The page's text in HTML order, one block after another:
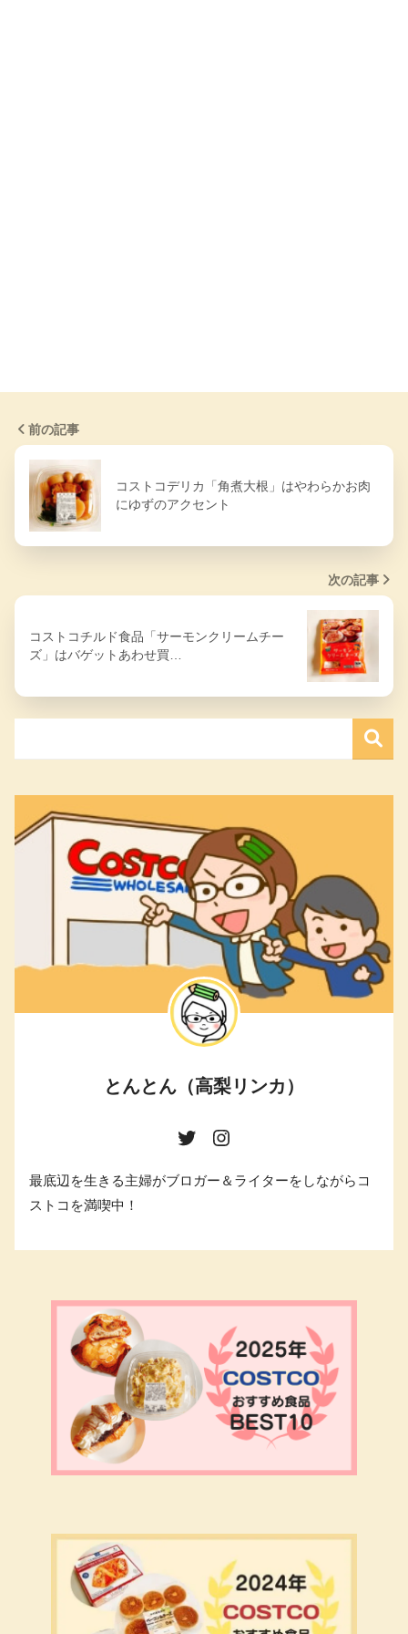
前の記事
コストコデリカ「角煮大根」はやわらかお肉
にゆずのアクセント
次の記事
コストコチルド食品「サーモンクリームチー
ズ」はバゲットあわせ買…
とんとん（高梨リンカ）
最底辺を生きる主婦がブロガー＆ライターをしながらコ
ストコを満喫中！